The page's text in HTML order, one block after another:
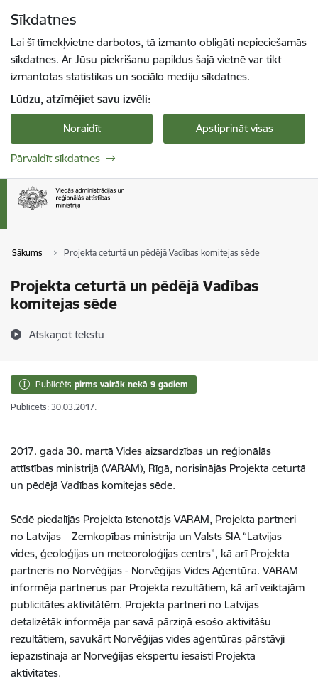
Sīkdatnes
Lai šī tīmekļvietne darbotos, tā izmanto obligāti nepieciešamās
sīkdatnes. Ar Jūsu piekrišanu papildus šajā vietnē var tikt
izmantotas statistikas un sociālo mediju sīkdatnes.
Lūdzu, atzīmējiet savu izvēli:
Noraidīt Apstiprināt visas
Pārvaldīt sīkdatnes
Sākums Projekta ceturtā un pēdējā Vadības komitejas sēde
Projekta ceturtā un pēdējā Vadības
komitejas sēde
Atskaņot tekstu
Publicēts pirms vairāk nekā 9 gadiem
Publicēts: 30.03.2017.
2017. gada 30. martā Vides aizsardzības un reģionālās
attīstības ministrijā (VARAM), Rīgā, norisinājās Projekta ceturtā
un pēdējā Vadības komitejas sēde.
Sēdē piedalījās Projekta īstenotājs VARAM, Projekta partneri
no Latvijas – Zemkopības ministrija un Valsts SIA “Latvijas
vides, ģeoloģijas un meteoroloģijas centrs”, kā arī Projekta
partneris no Norvēģijas - Norvēģijas Vides Aģentūra. VARAM
informēja partnerus par Projekta rezultātiem, kā arī veiktajām
publicitātes aktivitātēm. Projekta partneri no Latvijas
detalizētāk informēja par savā pārziņā esošo aktivitāšu
rezultātiem, savukārt Norvēģijas vides aģentūras pārstāvji
iepazīstināja ar Norvēģijas ekspertu iesaisti Projekta
aktivitātēs.